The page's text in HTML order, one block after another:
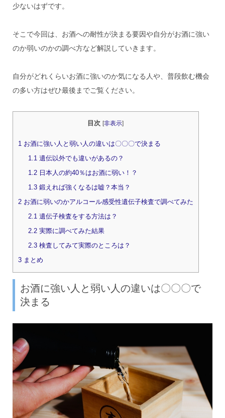
少ないはずです。
そこで今回は、お酒への耐性が決まる要因や自分がお酒に強い
のか弱いのかの調べ方など解説していきます。
自分がどれくらいお酒に強いのか気になる人や、普段飲む機会
の多い方はぜひ最後までご覧ください。
目次 [非表示]
1お酒に強い人と弱い人の違いは〇〇〇で決まる
1.1遺伝以外でも違いがあるの？
1.2日本人の約40％はお酒に弱い！？
1.3鍛えれば強くなるは嘘？本当？
2お酒に弱いのかアルコール感受性遺伝子検査で調べてみた
2.1遺伝子検査をする方法は？
2.2実際に調べてみた結果
2.3検査してみて実際のところは？
3まとめ
お酒に強い人と弱い人の違いは〇〇〇で
決まる